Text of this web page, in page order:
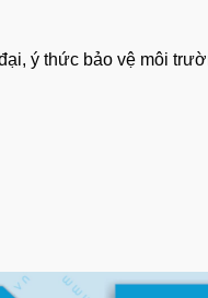
ý thức bảo vệ môi